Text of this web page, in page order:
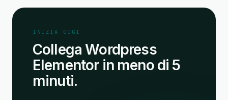
INIZIA OGGI
Collega Wordpress
Elementor in meno di 5
minuti.